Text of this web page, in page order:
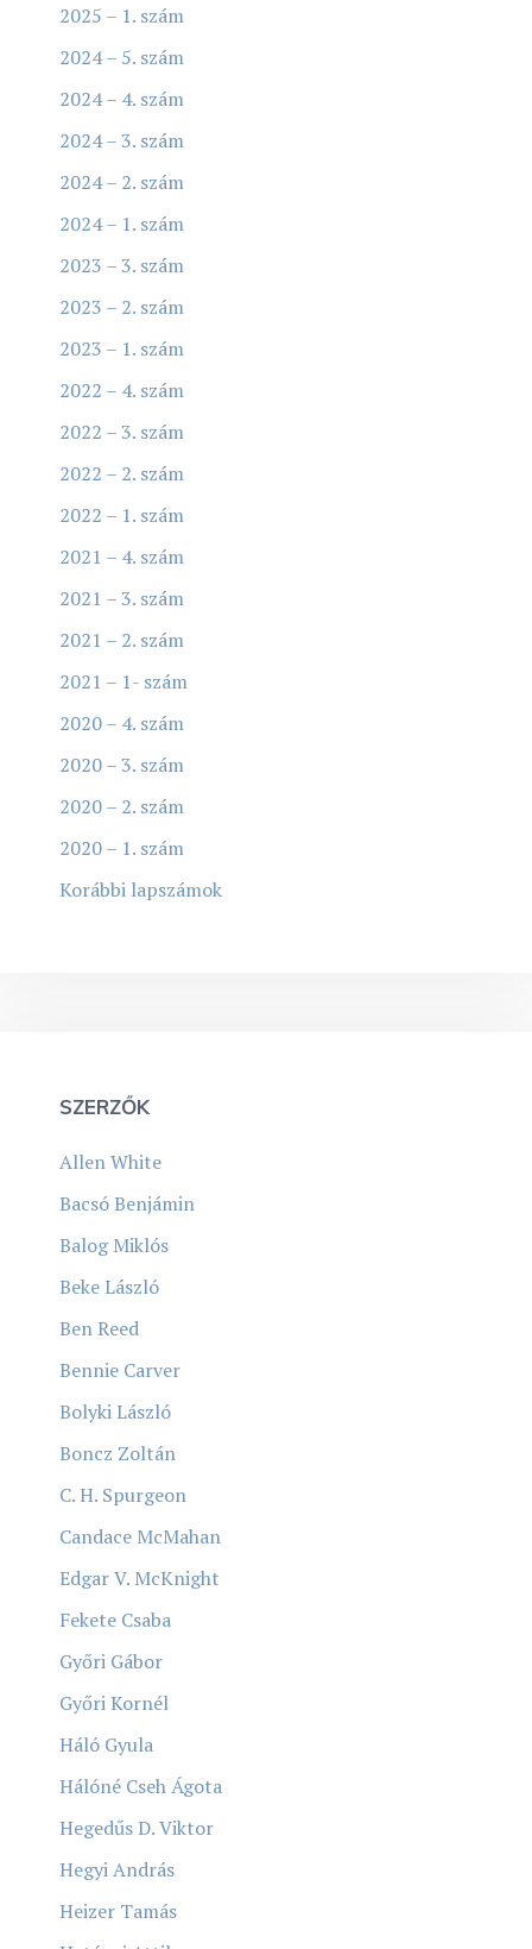
2025 – 1. szám
2024 – 5. szám
2024 – 4. szám
2024 – 3. szám
2024 – 2. szám
2024 – 1. szám
2023 – 3. szám
2023 – 2. szám
2023 – 1. szám
2022 – 4. szám
2022 – 3. szám
2022 – 2. szám
2022 – 1. szám
2021 – 4. szám
2021 – 3. szám
2021 – 2. szám
2021 – 1- szám
2020 – 4. szám
2020 – 3. szám
2020 – 2. szám
2020 – 1. szám
Korábbi lapszámok
SZERZŐK
Allen White
Bacsó Benjámin
Balog Miklós
Beke László
Ben Reed
Bennie Carver
Bolyki László
Boncz Zoltán
C. H. Spurgeon
Candace McMahan
Edgar V. McKnight
Fekete Csaba
Győri Gábor
Győri Kornél
Háló Gyula
Hálóné Cseh Ágota
Hegedűs D. Viktor
Hegyi András
Heizer Tamás